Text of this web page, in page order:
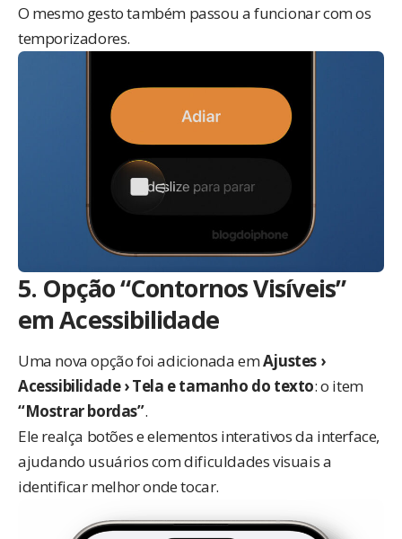
O mesmo gesto também passou a funcionar com os
temporizadores.
5. Opção “Contornos Visíveis”
em Acessibilidade
Uma nova opção foi adicionada emAjustes ›
Acessibilidade › Tela e tamanho do texto: o item
“Mostrar bordas”.
Ele realça botões e elementos interativos da interface,
ajudando usuários com dificuldades visuais a
identificar melhor onde tocar.